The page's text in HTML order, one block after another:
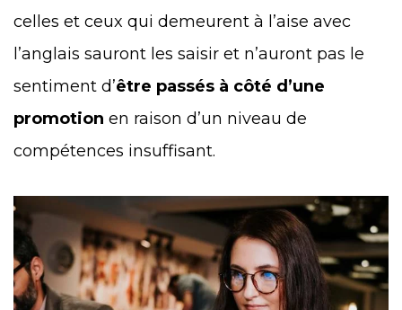
celles et ceux qui demeurent à l’aise avec
l’anglais sauront les saisir et n’auront pas le
sentiment d’être passés à côté d’une
promotion en raison d’un niveau de
compétences insuffisant.